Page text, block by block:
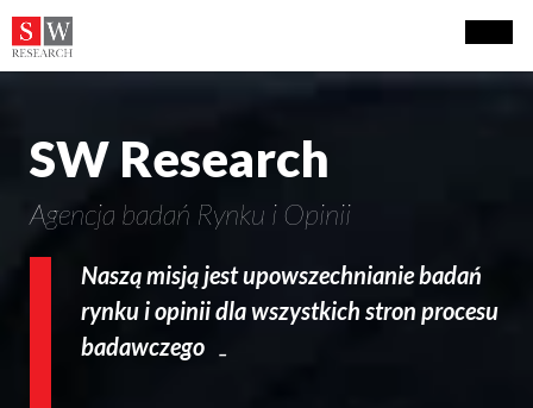
SW Research
Agencja badań Rynku i Opinii